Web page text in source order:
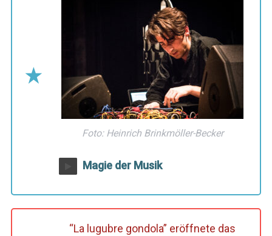
Foto: Heinrich Brinkmöller-Becker
Magie der Musik
“La lugubre gondola” eröffnete das